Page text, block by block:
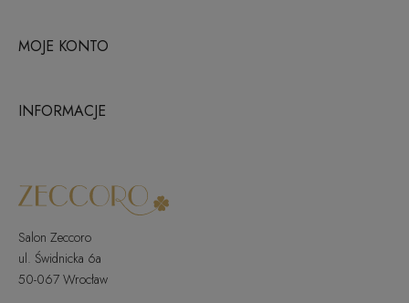
MOJE KONTO
INFORMACJE
Salon Zeccoro
ul. Świdnicka 6a
50-067 Wrocław